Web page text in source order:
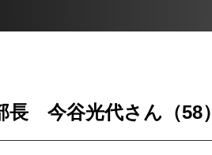
長 今谷光代さん（58）